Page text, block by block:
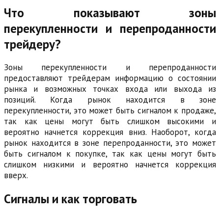
Что показывают зоны
перекупленности и перепроданности
трейдеру?
Зоны перекупленности и перепроданности
предоставляют трейдерам информацию о состоянии
рынка и возможных точках входа или выхода из
позиций. Когда рынок находится в зоне
перекупленности, это может быть сигналом к продаже,
так как цены могут быть слишком высокими и
вероятно начнется коррекция вниз. Наоборот, когда
рынок находится в зоне перепроданности, это может
быть сигналом к покупке, так как цены могут быть
слишком низкими и вероятно начнется коррекция
вверх.
Сигналы и как торговать